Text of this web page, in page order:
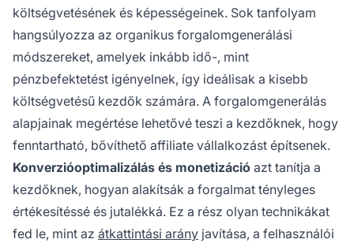
költségvetésének és képességeinek. Sok tanfolyam
hangsúlyozza az organikus forgalomgenerálási
módszereket, amelyek inkább idő-, mint
pénzbefektetést igényelnek, így ideálisak a kisebb
költségvetésű kezdők számára. A forgalomgenerálás
alapjainak megértése lehetővé teszi a kezdőknek, hogy
fenntartható, bővíthető affiliate vállalkozást építsenek.
Konverzióoptimalizálás és monetizáció azt tanítja a
kezdőknek, hogyan alakítsák a forgalmat tényleges
értékesítéssé és jutalékká. Ez a rész olyan technikákat
fed le, mint az átkattintási arány javítása, a felhasználói